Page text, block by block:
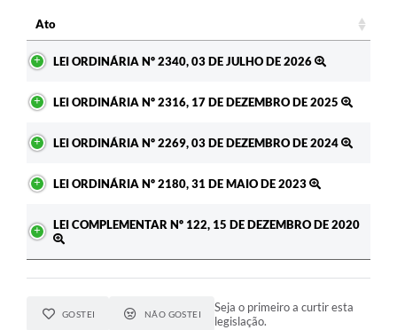
Ato
LEI ORDINÁRIA Nº 2340, 03 DE JULHO DE 2026
LEI ORDINÁRIA Nº 2316, 17 DE DEZEMBRO DE 2025
LEI ORDINÁRIA Nº 2269, 03 DE DEZEMBRO DE 2024
LEI ORDINÁRIA Nº 2180, 31 DE MAIO DE 2023
LEI COMPLEMENTAR Nº 122, 15 DE DEZEMBRO DE 2020
GOSTEI NÃO GOSTEI
Seja o primeiro a curtir esta
legislação.